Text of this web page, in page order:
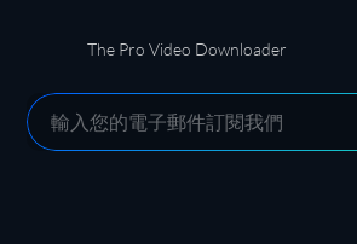
The Pro Video Downloader